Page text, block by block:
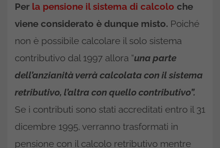
Per la pensione il sistema di calcolo che
viene considerato è dunque misto. Poiché
non è possibile calcolare il solo sistema
contributivo dal 1997 allora “una parte
dell’anzianità verrà calcolata con il sistema
retributivo, l’altra con quello contributivo”.
Se i contributi sono stati accreditati entro il 31
dicembre 1995, verranno trasformati in
pensione con il calcolo retributivo mentre